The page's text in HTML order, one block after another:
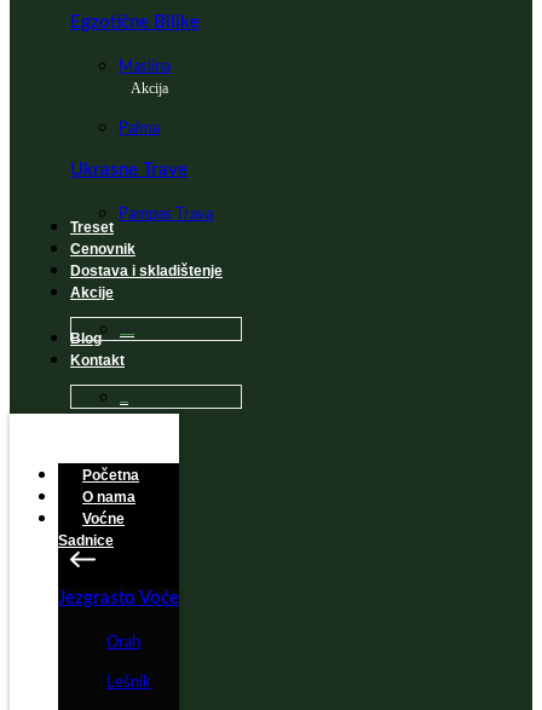
Egzotične Biljke
Maslina
Akcija
Palma
Ukrasne Trave
Pampas Trava
Treset
Cenovnik
Dostava i skladištenje
Akcije
Blog
Kontakt
Početna
O nama
Voćne
Sadnice
Jezgrasto Voće
Orah
Lešnik